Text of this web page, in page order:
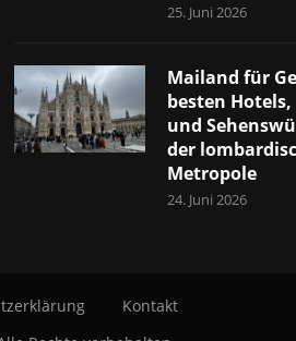
25. Juni 2026
Mailand für
besten
und
der
Metropole
24. Juni 2026
Kontakt